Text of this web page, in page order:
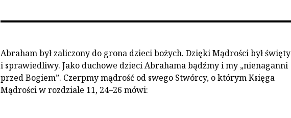
Abraham był zaliczony do grona dzieci bożych. Dzięki Mądrości był święty
i sprawiedliwy. Jako duchowe dzieci Abrahama bądźmy i my „nienaganni
przed Bogiem”. Czerpmy mądrość od swego Stwórcy, o którym Księga
Mądrości w rozdziale 11, 24–26 mówi: